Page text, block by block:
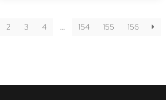
2 3 4 … 154 155 156